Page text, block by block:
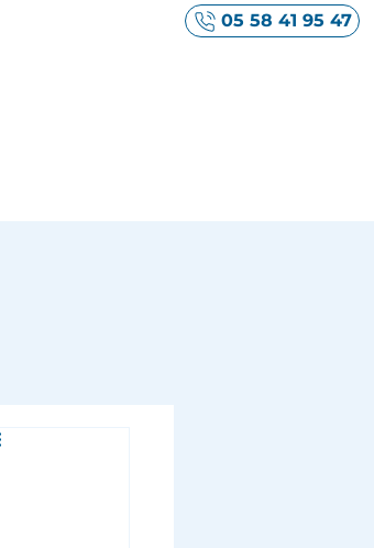
05 58 41 95 47